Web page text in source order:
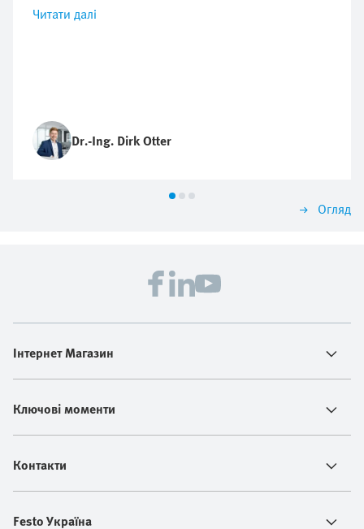
Читати далі
Dr.-Ing. Dirk Otter
Огляд
Інтернет Магазин
Ключові моменти
Контакти
Festo Україна